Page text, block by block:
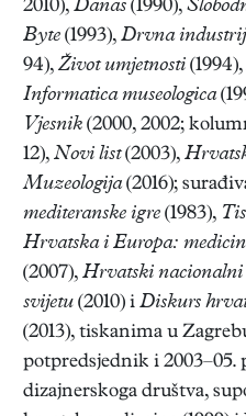
2010), Danas (1990),
Byte (1993), Drvna
94), Život umjetnosti (1994),
Informatica museologica
Vjesnik (2000, 2002;
12), Novi list(2003),
Muzeologija(2016);
mediteranske igre (1983),
Hrvatska i Europa:
(2007), Hrvatski nacionalni
svijetu (2010) i Diskurs
(2013), tiskanima u
potpredsjednik i
dizajnerskoga društva,